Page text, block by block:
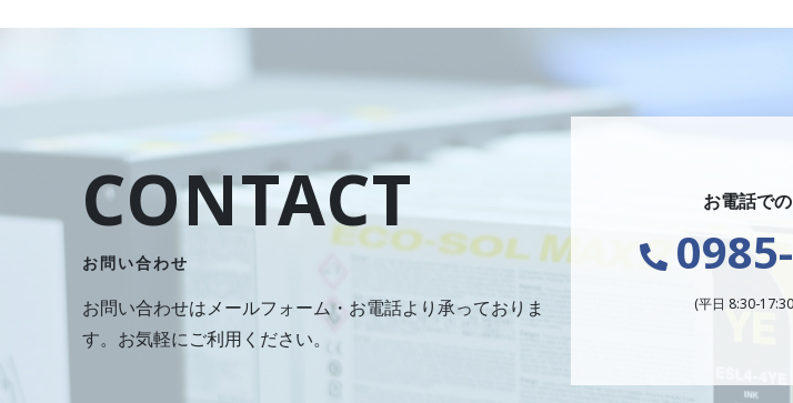
CONTACT
お問い合わせ
お問い合わせはメールフォーム・お電話より承っておりま
す。お気軽にご利用ください。
お電話で
(平日 8:30-